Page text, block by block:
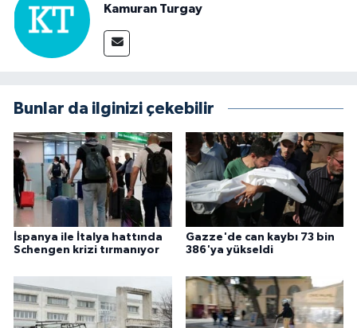
Kamuran Turgay
Bunlar da ilginizi çekebilir
İspanya ile İtalya hattında
Schengen krizi tırmanıyor
Gazze'de can kaybı 73 bin
386'ya yükseldi